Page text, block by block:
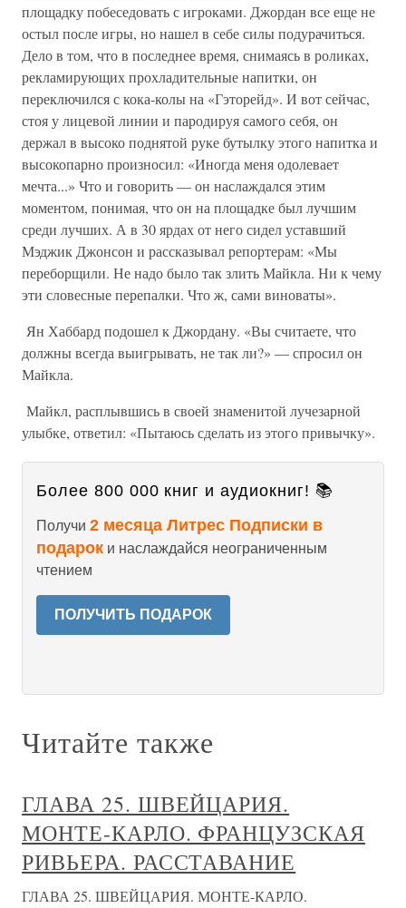
площадку побеседовать с игроками. Джордан все еще не
остыл после игры, но нашел в себе силы подурачиться.
Дело в том, что в последнее время, снимаясь в роликах,
рекламирующих прохладительные напитки, он
переключился с кока-колы на «Гэторейд». И вот сейчас,
стоя у лицевой линии и пародируя самого себя, он
держал в высоко поднятой руке бутылку этого напитка и
высокопарно произносил: «Иногда меня одолевает
мечта...» Что и говорить — он наслаждался этим
моментом, понимая, что он на площадке был лучшим
среди лучших. А в 30 ярдах от него сидел уставший
Мэджик Джонсон и рассказывал репортерам: «Мы
переборщили. Не надо было так злить Майкла. Ни к чему
эти словесные перепалки. Что ж, сами виноваты».
Ян Хаббард подошел к Джордану. «Вы считаете, что
должны всегда выигрывать, не так ли?» — спросил он
Майкла.
Майкл, расплывшись в своей знаменитой лучезарной
улыбке, ответил: «Пытаюсь сделать из этого привычку».
Более 800 000 книг и аудиокниг! 📚
Получи 2 месяца Литрес Подписки в
подарок и наслаждайся неограниченным
чтением
ПОЛУЧИТЬ ПОДАРОК
Читайте также
ГЛАВА 25. ШВЕЙЦАРИЯ.
МОНТЕ-КАРЛО. ФРАНЦУЗСКАЯ
РИВЬЕРА. РАССТАВАНИЕ
ГЛАВА 25. ШВЕЙЦАРИЯ. МОНТЕ-КАРЛО.